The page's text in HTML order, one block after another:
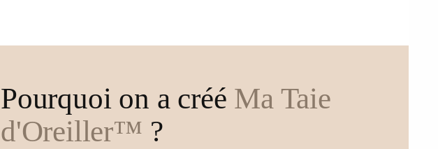
Pourquoi on a créé Ma Taie
d'Oreiller™ ?